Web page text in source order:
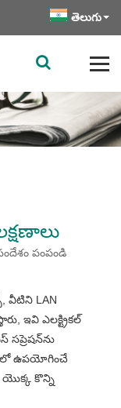
తెలుగు
పంపండి
వీటిని LAN
ఇవి ఎలక్ట్రికల్
ఉపయోగించే
యొక్క కొన్ని